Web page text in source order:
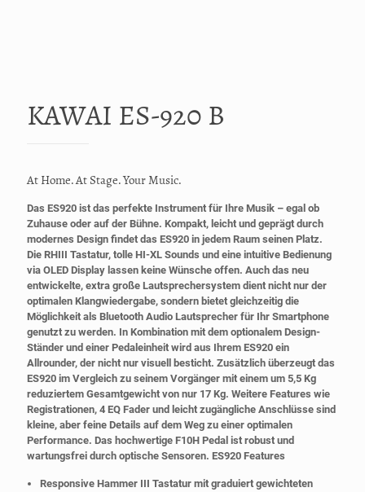
KAWAI ES-920 B
At Home. At Stage. Your Music.
Das ES920 ist das perfekte Instrument für Ihre Musik – egal ob
Zuhause oder auf der Bühne. Kompakt, leicht und geprägt durch
modernes Design findet das ES920 in jedem Raum seinen Platz.
Die RHIII Tastatur, tolle HI-XL Sounds und eine intuitive Bedienung
via OLED Display lassen keine Wünsche offen. Auch das neu
entwickelte, extra große Lautsprechersystem dient nicht nur der
optimalen Klangwiedergabe, sondern bietet gleichzeitig die
Möglichkeit als Bluetooth Audio Lautsprecher für Ihr Smartphone
genutzt zu werden. In Kombination mit dem optionalem Design-
Ständer und einer Pedaleinheit wird aus Ihrem ES920 ein
Allrounder, der nicht nur visuell besticht. Zusätzlich überzeugt das
ES920 im Vergleich zu seinem Vorgänger mit einem um 5,5 Kg
reduziertem Gesamtgewicht von nur 17 Kg. Weitere Features wie
Registrationen, 4 EQ Fader und leicht zugängliche Anschlüsse sind
kleine, aber feine Details auf dem Weg zu einer optimalen
Performance. Das hochwertige F10H Pedal ist robust und
wartungsfrei durch optische Sensoren. ES920 Features
Responsive Hammer III Tastatur mit graduiert gewichteten